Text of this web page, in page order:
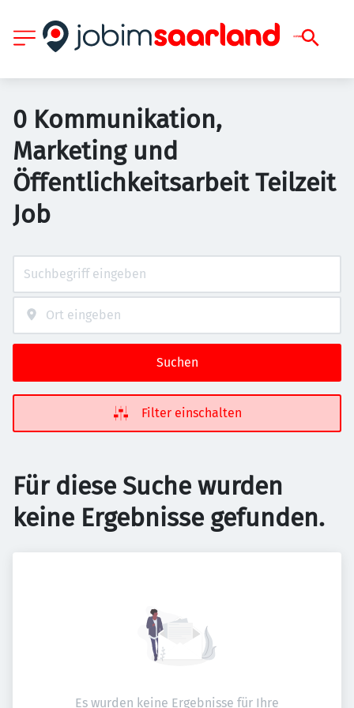
0 Kommunikation,
Marketing und
Öffentlichkeitsarbeit Teilzeit
Job
Suchen
Filter einschalten
Für diese Suche wurden
keine Ergebnisse gefunden.
Es wurden keine Ergebnisse für Ihre